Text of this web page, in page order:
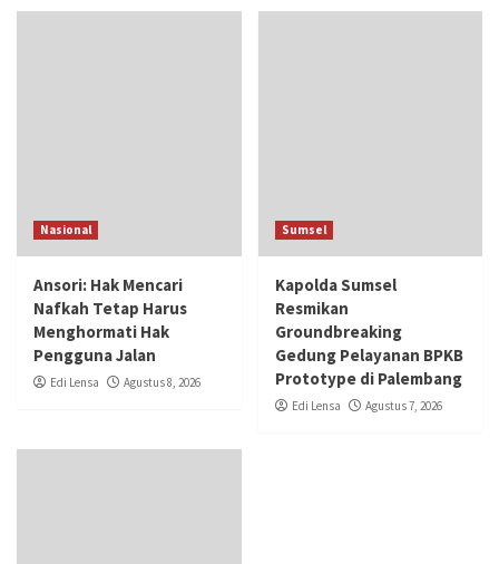
Nasional
Ansori: Hak Mencari
Nafkah Tetap Harus
Menghormati Hak
Pengguna Jalan
Edi Lensa Agustus 8, 2026
Sumsel
Kapolda Sumsel
Resmikan
Groundbreaking
Gedung Pelayanan BPKB
Prototype di Palembang
Edi Lensa Agustus 7, 2026